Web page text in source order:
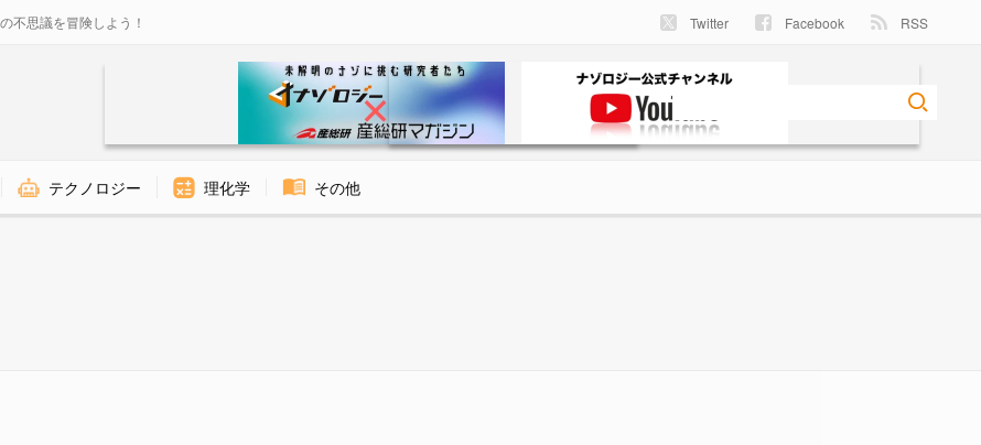
不思議を冒険しよう！ Twitter Facebook RSS
テクノロジー 理化学 その他